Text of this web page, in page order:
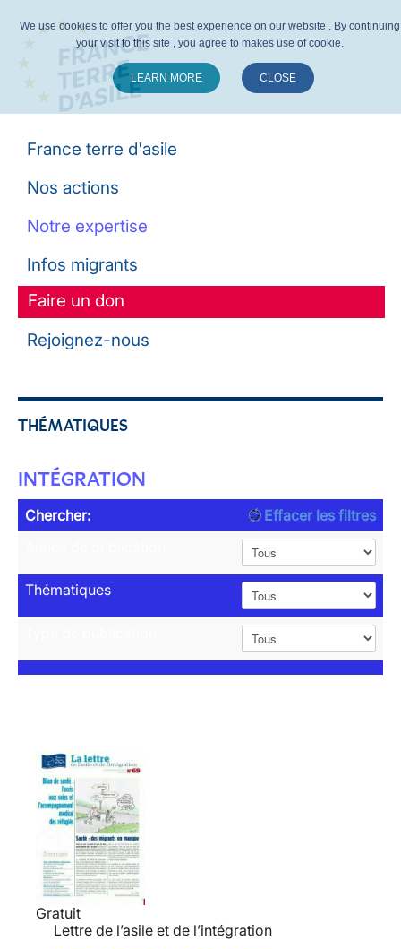
France terre d'asile
Nos actions
Notre expertise
Infos migrants
Faire un don
Rejoignez-nous
THÉMATIQUES
INTÉGRATION
Chercher:
Effacer les filtres
Thématiques
Gratuit
Lettre de l’asile et de l’intégration
We use cookies to offer you the best experience on our website . By continuing
your visit to this site , you agree to makes use of cookie.
LEARN MORE CLOSE